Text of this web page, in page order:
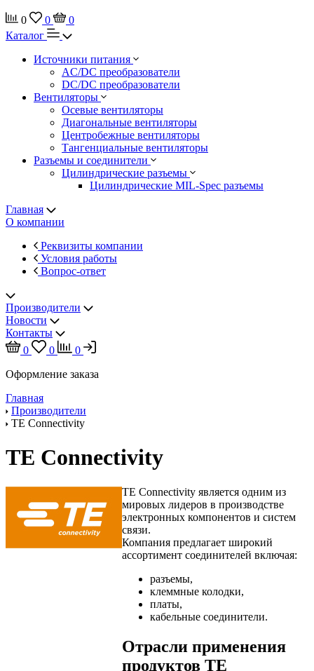
0 0
0
Каталог
Источники питания
AC/DC преобразователи
DC/DC преобразователи
Вентиляторы
Осевые вентиляторы
Диагональные вентиляторы
Центробежные вентиляторы
Тангенциальные вентиляторы
Разъемы и соединители
Цилиндрические разъемы
Цилиндрические MIL-Spec разъемы
Главная
О компании
Реквизиты компании
Условия работы
Вопрос-ответ
Производители
Новости
Контакты
0
0
0
Оформление заказа
Главная
Производители
TE Connectivity
TE Connectivity
TE Connectivity является одним из
мировых лидеров в производстве
электронных компонентов и систем
связи.
Компания предлагает широкий
ассортимент соединителей включая:
разъемы,
клеммные колодки,
платы,
кабельные соединители.
Отрасли применения
продуктов TE